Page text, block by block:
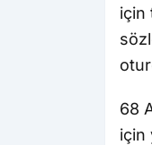
için
68
için